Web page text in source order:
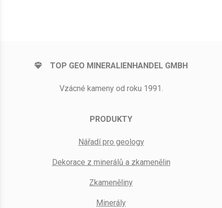
TOP GEO MINERALIENHANDEL GMBH
Vzácné kameny od roku 1991.
PRODUKTY
Nářadí pro geology
Dekorace z minerálů a zkamenělin
Zkameněliny
Minerály